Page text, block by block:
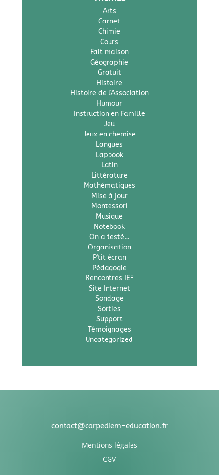
Arts
Carnet
Chimie
Cours
Fait maison
Géographie
Gratuit
Histoire
Histoire de l'Association
Humour
Instruction en Famille
Jeu
Jeux en chemise
Langues
Lapbook
Latin
Littérature
Mathématiques
Mise à jour
Montessori
Musique
Notebook
On a testé…
Organisation
P'tit écran
Pédagogie
Rencontres IEF
Site Internet
Sondage
Sorties
Support
Témoignages
Uncategorized
contact@carpediem-education.fr
Mentions légales
CGV